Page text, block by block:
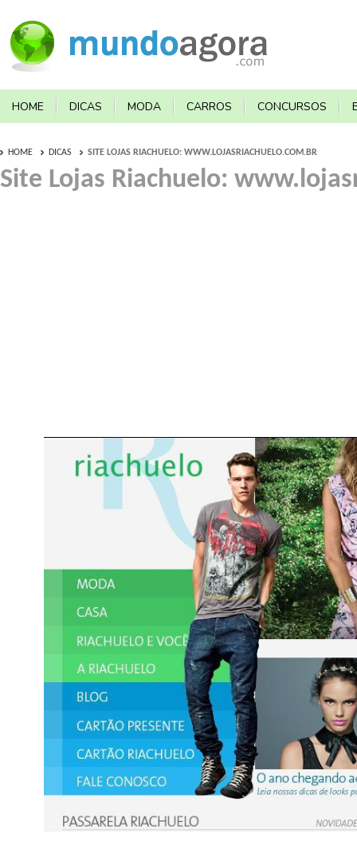
HOME DICAS MODA CARROS CONCURSOS
HOME DICAS SITE LOJAS RIACHUELO: WWW.LOJASRIACHUELO.COM.BR
Site Lojas Riachuelo: